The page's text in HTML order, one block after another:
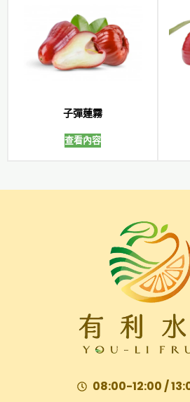
子彈蓮霧
查看內容
08:00-12:00 /